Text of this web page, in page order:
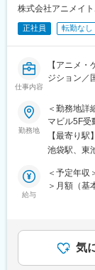
・企画会議
・新規事業
・M&Aや提
■組織構成：
全7名（
名）
当事業のリ
ム構築など
す。
CCCの法
・「1億の
・エンタ
を広げられ
「事業を本
株式会社アニメイ
正社員 転勤なし
仕事内容
【アニメ
ジション／
グループ全
ャリストを
各事業会
で、事業戦
国内に限
も主体的
・海外進出
・移転価格
・M＆A及
勤務地
＜勤務地詳
マビル5F受
事業所（リ
【最寄り駅】
池袋駅、東
給与
＜予定年収
＞月額（基
按分支給
場合もご
外となりま
気